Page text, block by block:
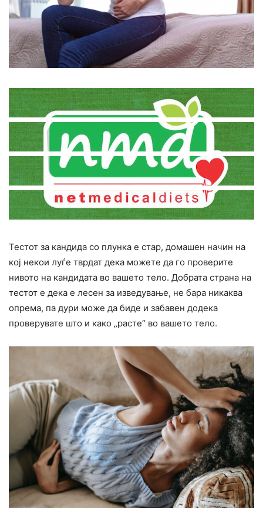
Тестот за кандида со плунка е стар, домашен начин на
кој некои луѓе тврдат дека можете да го проверите
нивото на кандидата во вашето тело. Добрата страна на
тестот е дека е лесен за изведување, не бара никаква
опрема, па дури може да биде и забавен додека
проверувате што и како „расте“ во вашето тело.